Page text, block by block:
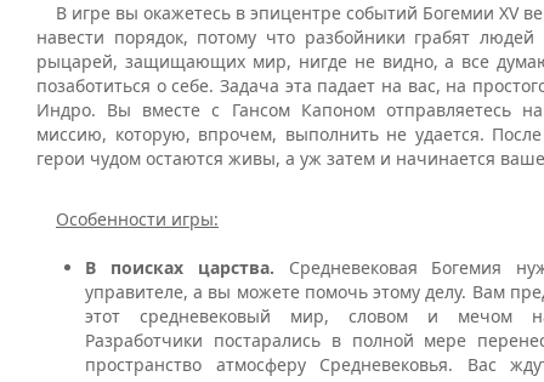
В игре вы окажетесь в эпицентре событий Богемии XV
навести порядок, потому что разбойники грабят
рыцарей, защищающих мир, нигде не видно, а все
позаботиться о себе. Задача эта падает на вас, на
Индро. Вы вместе с Гансом Капоном отправляетесь
миссию, которую, впрочем, выполнить не удается.
герои чудом остаются живы, а уж затем и начинается
Особенности игры:
В поисках царства. Средневековая Богемия
управителе, а вы можете помочь этому делу. Вам
этот средневековый мир, словом и мечом
Разработчики постарались в полной мере
пространство атмосферу Средневековья. Вас